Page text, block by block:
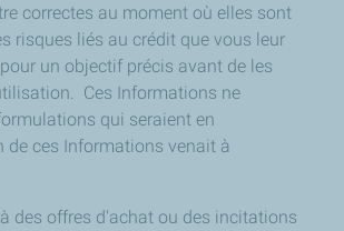
correctes au moment où elles sont
risques liés au crédit que vous leur
un objectif précis avant de les
Ces Informations ne
qui seraient en
de ces Informations venait à
des offres d'achat ou des incitations